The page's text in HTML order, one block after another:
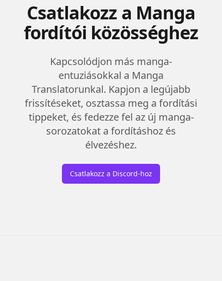
Csatlakozz a Manga
fordítói közösséghez
Kapcsolódjon más manga-
entuziásokkal a Manga
Translatorunkal. Kapjon a legújabb
frissítéseket, osztassa meg a fordítási
tippeket, és fedezze fel az új manga-
sorozatokat a fordításhoz és
élvezéshez.
Csatlakozz a Discord-hoz